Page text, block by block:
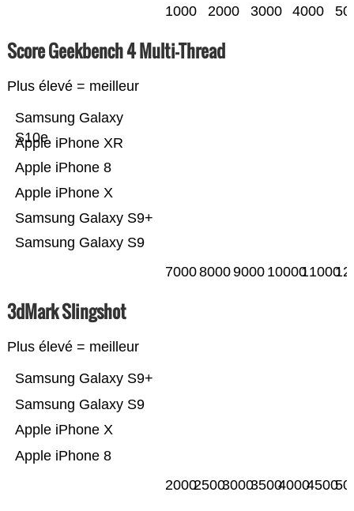
1000 2000 3000 4000
Score Geekbench 4 Multi-Thread
Plus élevé = meilleur
Samsung Galaxy S9
Samsung Galaxy S9+
Apple iPhone X
Apple iPhone 8
Apple iPhone XR
Samsung Galaxy
S10e
700080009000 1000011000
3dMark Slingshot
Plus élevé = meilleur
Apple iPhone 8
Apple iPhone X
Samsung Galaxy S9
Samsung Galaxy S9+
200025003000350040004500